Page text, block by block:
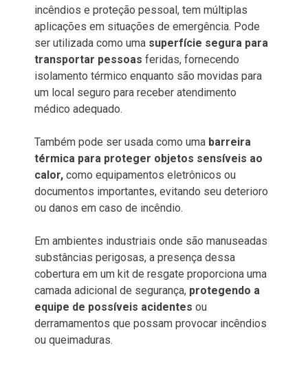
incêndios e proteção pessoal, tem múltiplas
aplicações em situações de emergência. Pode
ser utilizada como uma superfície segura para
transportar pessoas feridas, fornecendo
isolamento térmico enquanto são movidas para
um local seguro para receber atendimento
médico adequado.
Também pode ser usada como uma barreira
térmica para proteger objetos sensíveis ao
calor, como equipamentos eletrônicos ou
documentos importantes, evitando seu deterioro
ou danos em caso de incêndio.
Em ambientes industriais onde são manuseadas
substâncias perigosas, a presença dessa
cobertura em um kit de resgate proporciona uma
camada adicional de segurança, protegendo a
equipe de possíveis acidentes ou
derramamentos que possam provocar incêndios
ou queimaduras.